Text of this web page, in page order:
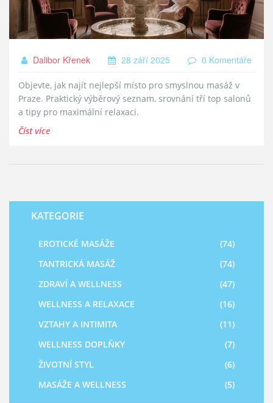
Dalibor Křenek 28 září 2025 0 Komentáře
Objevte, jak najít nejlepší místo pro smyslnou masáž v
Praze. Praktický výběrový seznam, srovnání tří top salonů
a tipy pro maximální relaxaci.
Číst více
KATEGORIE
EROTICKÉ MASÁŽE
(74)
TANTRICKÁ MASÁŽ
(74)
ZDRAVÍ A WELLNESS
(47)
WELLNESS A RELAXACE
(16)
VZTAHY A INTIMITA
(11)
WELLNESS DOPLŇKY
(7)
ŽIVOTNÍ STYL
(6)
MASÁŽE A WELLNESS
(5)